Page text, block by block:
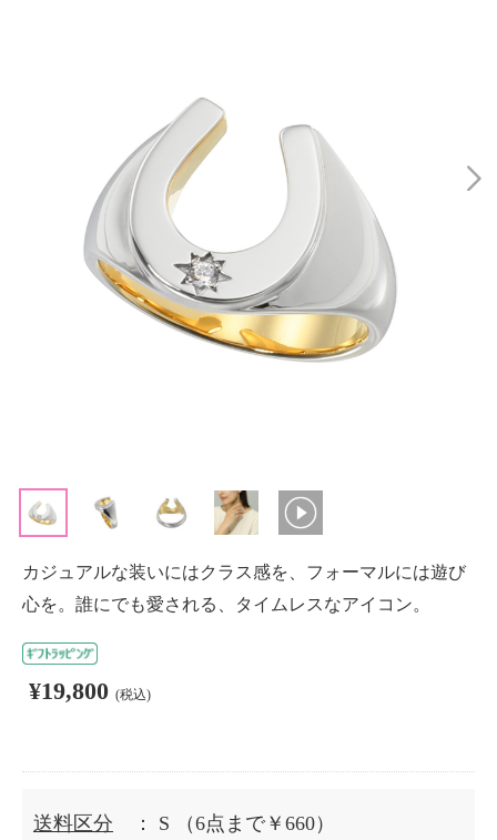
カジュアルな装いにはクラス感を、フォーマルには遊び
心を。誰にでも愛される、タイムレスなアイコン。
¥19,800 (税込)
送料区分 ： S
（6点まで￥660）